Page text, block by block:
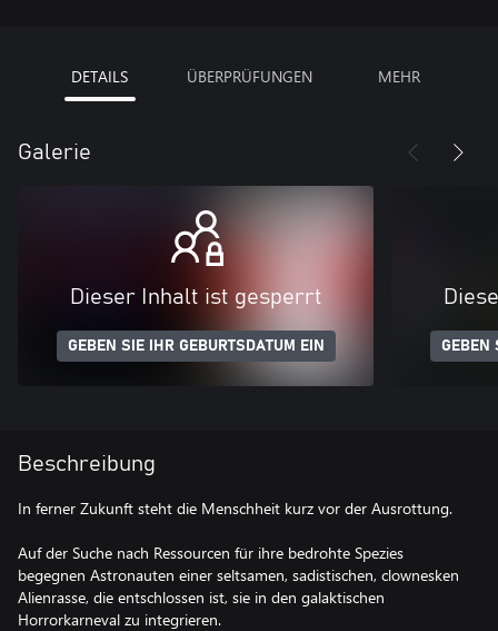
DETAILS ÜBERPRÜFUNGEN MEHR
Galerie
Dieser Inhalt ist gesperrt
GEBEN SIE IHR GEBURTSDATUM EIN GEBEN
Beschreibung
In ferner Zukunft steht die Menschheit kurz vor der Ausrottung.
Auf der Suche nach Ressourcen für ihre bedrohte Spezies
begegnen Astronauten einer seltsamen, sadistischen, clownesken
Alienrasse, die entschlossen ist, sie in den galaktischen
Horrorkarneval zu integrieren.